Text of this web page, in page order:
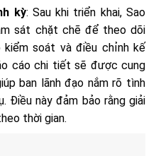
kỳ: Sau khi triển khai, Sao
sát chặt chẽ để theo dõi
kiểm soát và điều chỉnh kế
cáo chi tiết sẽ được cung
ban lãnh đạo nắm rõ tình
Điều này đảm bảo rằng giải
thời gian.